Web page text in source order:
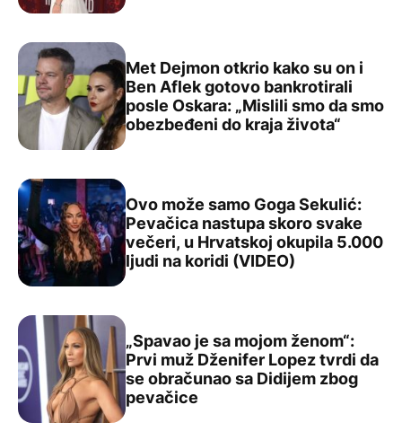
Met Dejmon otkrio kako su on i Ben Aflek gotovo
Met Dejmon otkrio kako su on i
Ben Aflek gotovo bankrotirali
posle Oskara: „Mislili smo da smo
obezbeđeni do kraja života“
Ovo može samo Goga Sekulić: Pevačica nastupa
Ovo može samo Goga Sekulić:
Pevačica nastupa skoro svake
večeri, u Hrvatskoj okupila 5.000
ljudi na koridi (VIDEO)
„Spavao je sa mojom ženom“: Prvi muž Dženifer
„Spavao je sa mojom ženom“:
Prvi muž Dženifer Lopez tvrdi da
se obračunao sa Didijem zbog
pevačice